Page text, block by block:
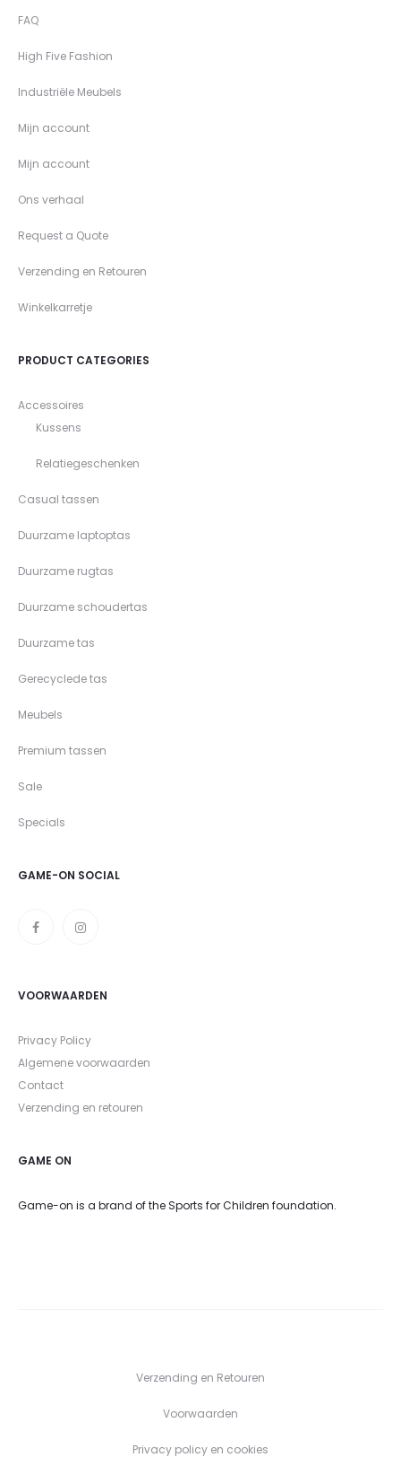
FAQ
High Five Fashion
Industriële Meubels
Mijn account
Mijn account
Ons verhaal
Request a Quote
Verzending en Retouren
Winkelkarretje
PRODUCT CATEGORIES
Accessoires
Kussens
Relatiegeschenken
Casual tassen
Duurzame laptoptas
Duurzame rugtas
Duurzame schoudertas
Duurzame tas
Gerecyclede tas
Meubels
Premium tassen
Sale
Specials
GAME-ON SOCIAL
VOORWAARDEN
Privacy Policy
Algemene voorwaarden
Contact
Verzending en retouren
GAME ON
Game-on is a brand of the Sports for Children foundation.
Verzending en Retouren
Voorwaarden
Privacy policy en cookies